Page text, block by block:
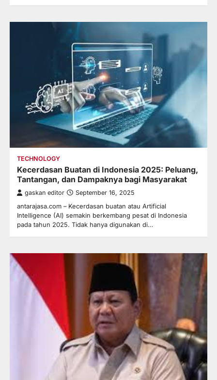
TECHNOLOGY
Kecerdasan Buatan di Indonesia 2025: Peluang,
Tantangan, dan Dampaknya bagi Masyarakat
gaskan editor September 16, 2025
antarajasa.com – Kecerdasan buatan atau Artificial
Intelligence (AI) semakin berkembang pesat di Indonesia
pada tahun 2025. Tidak hanya digunakan di…